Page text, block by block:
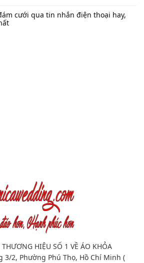
cưới qua tin nhắn​ điện thoại hay,
HIỆU SỐ 1 VỀ ÁO KHỎA
3/2, Phường Phú Thọ, Hồ Chí Minh (